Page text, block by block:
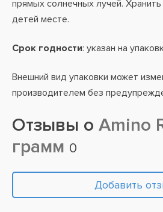
прямых солнечных лучей.
детей месте.
Срок годности: указан на
Внешний вид упаковки может
производителем без
Отзывы о Amino
грамм 0
Добавить